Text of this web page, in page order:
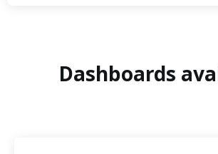
Dashboards